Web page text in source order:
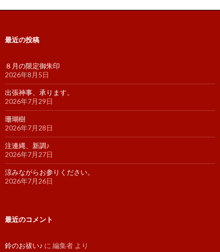
最近の投稿
８月の限定御朱印
2026年8月5日
出張神事、承ります。
2026年7月29日
珊瑚樹
2026年7月28日
注連縄、新調♪
2026年7月27日
涼みながらお参りください。
2026年7月26日
最近のコメント
鈴のお祓い♪ に 編集者 より